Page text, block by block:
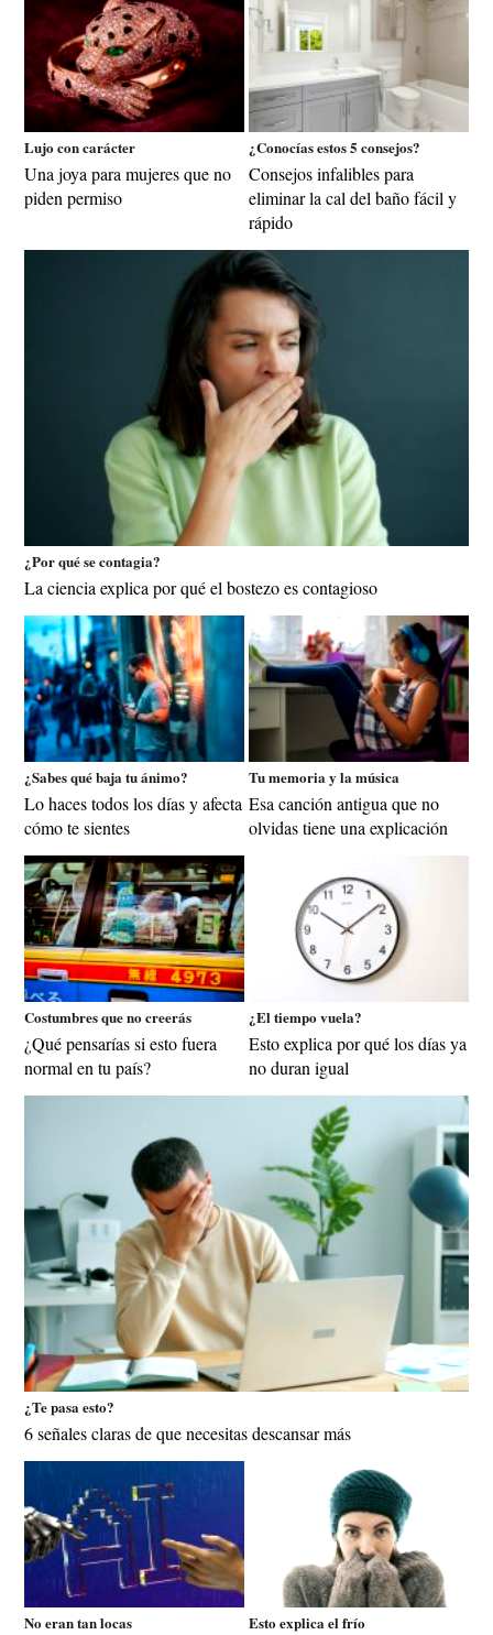
Lujo con carácter
Una joya para mujeres que no
piden permiso
¿Conocías estos 5 consejos?
Consejos infalibles para
eliminar la cal del baño fácil y
rápido
¿Por qué se contagia?
La ciencia explica por qué el bostezo es contagioso
¿Sabes qué baja tu ánimo?
Lo haces todos los días y afecta
cómo te sientes
Tu memoria y la música
Esa canción antigua que no
olvidas tiene una explicación
Costumbres que no creerás
¿Qué pensarías si esto fuera
normal en tu país?
¿El tiempo vuela?
Esto explica por qué los días ya
no duran igual
¿Te pasa esto?
6 señales claras de que necesitas descansar más
No eran tan locas Esto explica el frío